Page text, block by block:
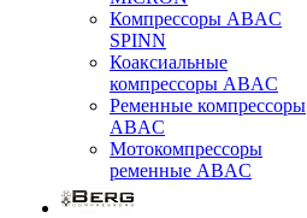
Компрессоры ABAC
SPINN
Коаксиальные
компрессоры ABAC
Ременные компрессоры
ABAC
Мотокомпрессоры
ременные ABAC